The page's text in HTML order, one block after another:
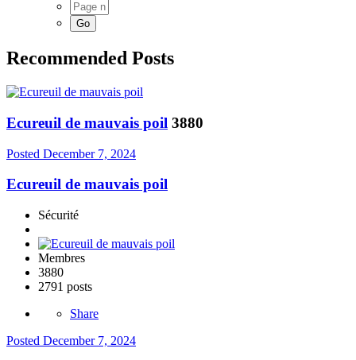
Recommended Posts
Ecureuil de mauvais poil 3880
Posted December 7, 2024
Ecureuil de mauvais poil
Sécurité
Membres
3880
2791 posts
Share
Posted December 7, 2024